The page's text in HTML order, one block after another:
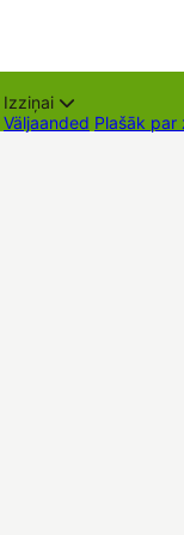
Izziņai
Väljaanded Plašāk par